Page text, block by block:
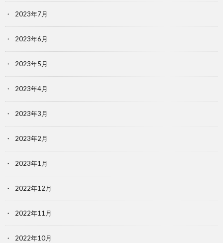
2023年7月
2023年6月
2023年5月
2023年4月
2023年3月
2023年2月
2023年1月
2022年12月
2022年11月
2022年10月